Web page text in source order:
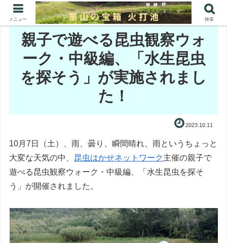
親子で遊べる昆虫観察ウォ
ーク・中級編、「水生昆虫
を探そう」が実施されまし
た！
2023.10.11
10月7日（土）、雨、曇り、瞬間晴れ、雨というちょっと
大変な天気の中、 昆虫はかせネットワーク主催の親子で
遊べる昆虫観察ウォーク・中級編、「水生昆虫を探そ
う」が開催されました。
メニュー 検索